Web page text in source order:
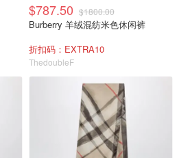
$787.50 $1800.00
Burberry 羊绒混纺米色休闲裤
折扣码：EXTRA10
ThedoubleF